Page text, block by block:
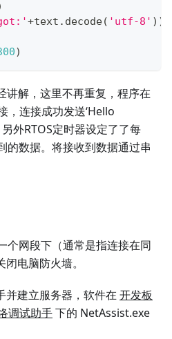
+text . decode( 'utf-8' ) )
)
讲解，这里不再重复，程序在
，连接成功发送‘Hello
外RTOS定时器设定了了每
的数据。将接收到数据通过串
网段下（通常是指连接在同
电脑防火墙。
并建立服务器，软件在 开发板
调试助手下的 NetAssist.exe